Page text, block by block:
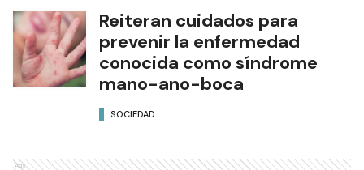
Reiteran cuidados para
prevenir la enfermedad
conocida como síndrome
mano-ano-boca
SOCIEDAD
Ads